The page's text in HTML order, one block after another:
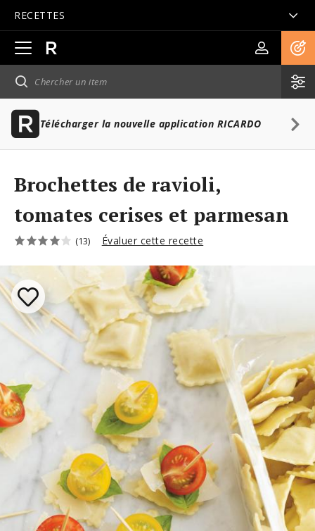
RECETTES
Ouvrir
la
navigation
principale
Télécharger la nouvelle application RICARDO
Brochettes de ravioli,
tomates cerises et parmesan
(13) Évaluer cette recette